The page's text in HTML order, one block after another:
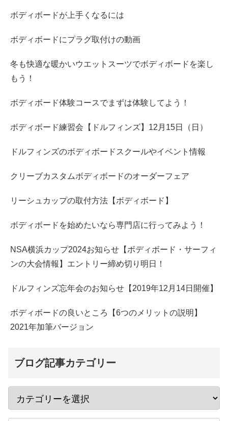
ボディボードが上手くなるには
ボディボードにプラグ取付けの動画
冬も快適な暖かいウエットスーツでボディボードを楽し
もう！
ボディボード体験コースでまずは体験してよう！
ボディボード練習会【ドルフィンズ】12月15日（日）
ドルフィンズのボディボードスクールやイベント情報
クリーブカスタムボディボードのオーダーフェア
リーシュカップの取付方法【ボディボード】
ボディボードを始めたいなら専門店に行ってみよう！
NSA横浜カップ2024お知らせ【ボディボード・サーフィ
ンの大会情報】エントリー締め切り明日！
ドルフィンズ忘年会のお知らせ【2019年12月14日開催】
ボディボードの良いところ【6つのメリットの説明】
2021年加筆バージョン
ブログ記事カテゴリー